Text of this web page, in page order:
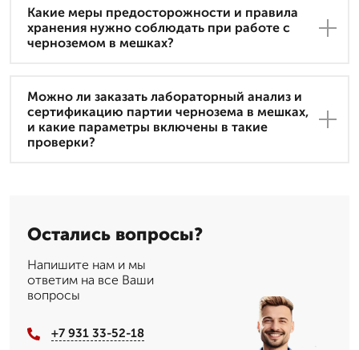
Какие меры предосторожности и правила
хранения нужно соблюдать при работе с
черноземом в мешках?
Можно ли заказать лабораторный анализ и
сертификацию партии чернозема в мешках,
и какие параметры включены в такие
проверки?
Остались вопросы?
Напишите нам и мы
ответим на все Ваши
вопросы
+7 931 33-52-18